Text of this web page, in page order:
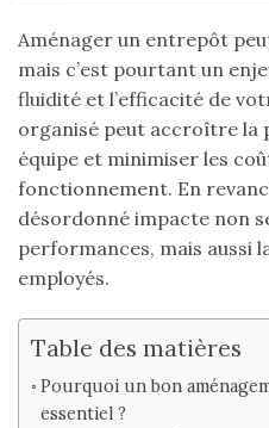
Aménager un entrepôt
mais c’est pourtant un
fluidité et l’efficacité de
organisé peut accroître la
équipe et minimiser les
fonctionnement. En
désordonné impacte non
performances, mais aussi
employés.
Table des matières
Pourquoi un bon
essentiel ?